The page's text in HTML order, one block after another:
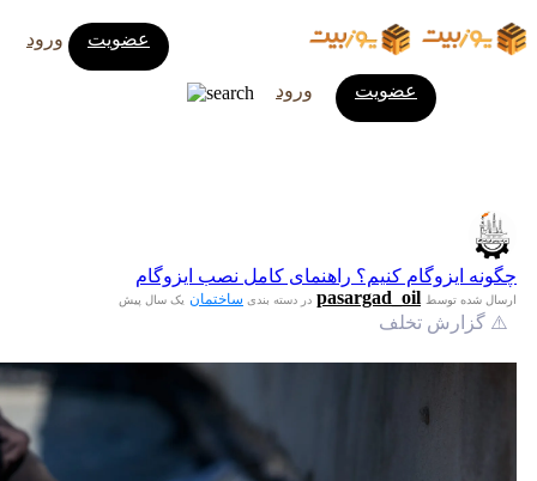
ورود عضویت
ورود عضویت
چگونه ایزوگام کنیم؟ راهنمای کامل نصب ایزوگام
ارسال شده توسط pasargad_oil در دسته بندی ساختمان یک سال پیش
⚠️ گزارش تخلف